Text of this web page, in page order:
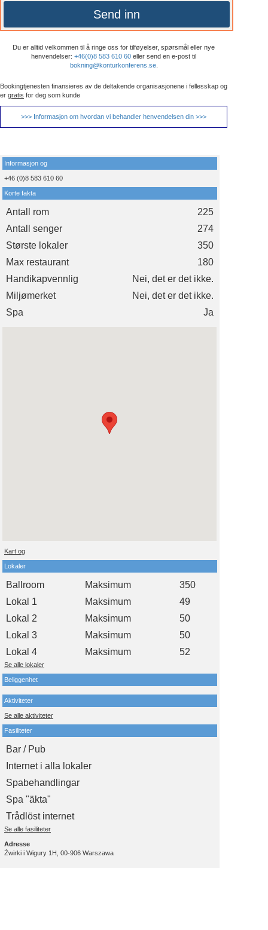
Send inn
Du er alltid velkommen til å ringe oss for tilføyelser, spørsmål eller nye
henvendelser: +46(0)8 583 610 60 eller send en e-post til
bokning@konturkonferens.se.
Bookingtjenesten finansieres av de deltakende organisasjonene i fellesskap og
er gratis for deg som kunde
>>> Informasjon om hvordan vi behandler henvendelsen din >>>
Informasjon og
+46 (0)8 583 610 60
Korte fakta
Antall rom
225
Antall senger
274
Største lokaler
350
Max restaurant
180
Handikapvennlig
Nei, det er det ikke.
Miljømerket
Nei, det er det ikke.
Spa
Ja
Kart og
Lokaler
Ballroom Maksimum
350
Lokal 1
Maksimum
49
Lokal 2
Maksimum
50
Lokal 3
Maksimum
50
Lokal 4
Maksimum 52
Se alle lokaler
Beliggenhet
Aktiviteter
Se alle aktiviteter
Fasiliteter
Bar / Pub
Internet i alla lokaler
Spabehandlingar
Spa "äkta"
Trådlöst internet
Se alle fasiliteter
Adresse
Żwirki i Wigury 1H, 00-906 Warszawa